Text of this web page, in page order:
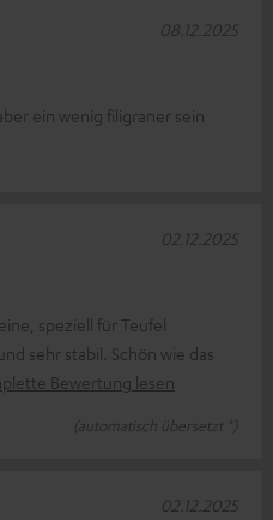
ein wenig filigraner sein
08.12.2025
speziell für Teufel
sehr stabil. Schön wie das
Bewertung lesen
(automatisch übersetzt *)
02.12.2025
02.12.2025